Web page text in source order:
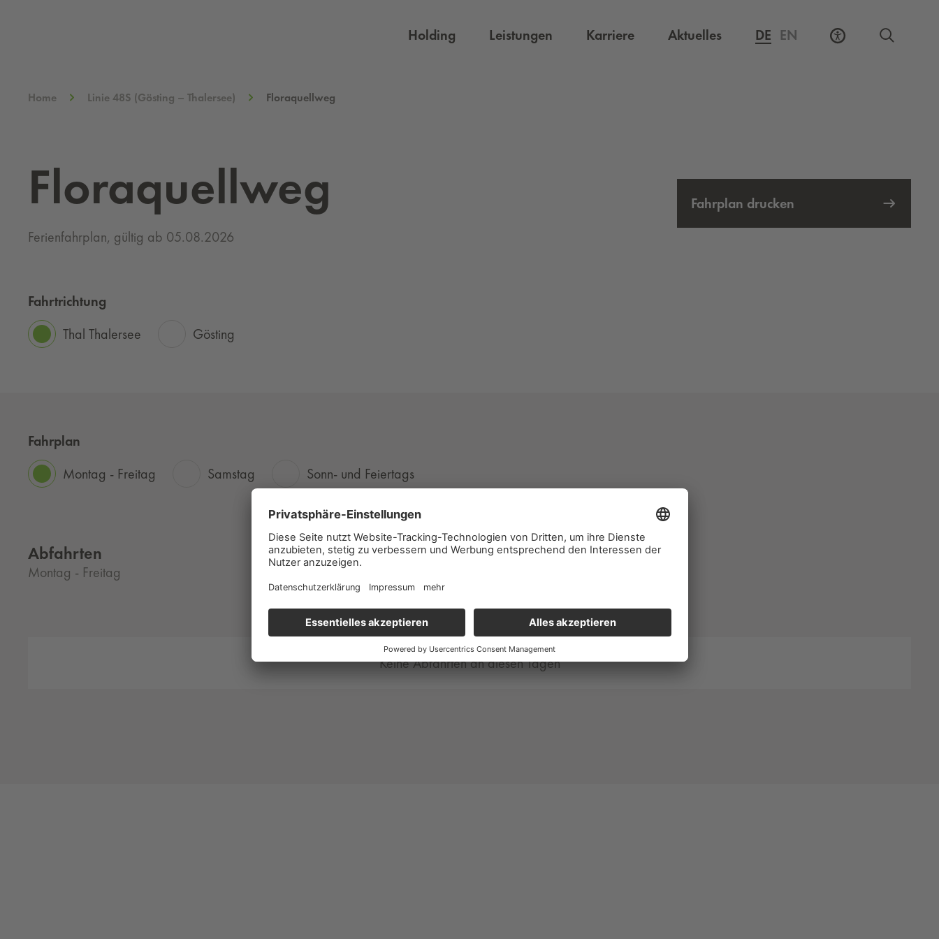
Holding Leistungen KarriereExterner Link, öffnet eine neue Registerkarte
Aktuelles DE EN
Home Linie 48S (Gösting – Thalersee) Floraquellweg
Floraquellweg
Ferienfahrplan, gültig ab 05.08.2026
Fahrplan drucken
Fahrtrichtung
Thal Thalersee
Gösting
Fahrplan
Montag - Freitag
Samstag Sonn- und Feiertags
Abfahrten
Montag - Freitag
Keine Abfahrten an diesen Tagen